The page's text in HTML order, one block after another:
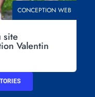
THÉMATIQUE
CONCEPTION WEB
site
Valentin